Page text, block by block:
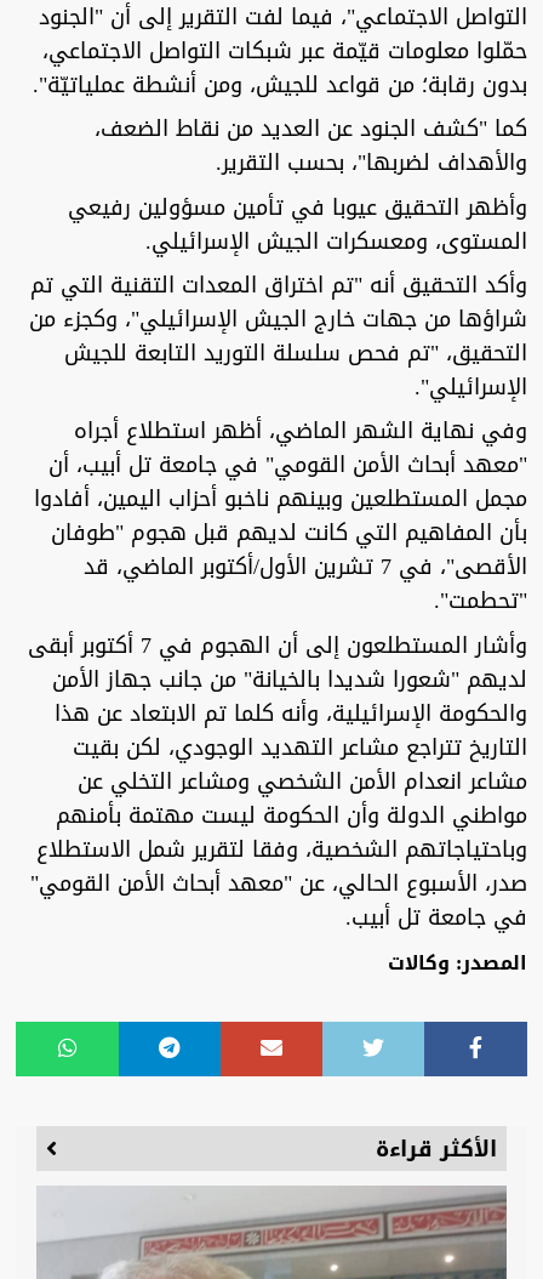
التواصل الاجتماعي"، فيما لفت التقرير إلى أن "الجنود
حمّلوا معلومات قيّمة عبر شبكات التواصل الاجتماعي،
بدون رقابة؛ من قواعد للجيش، ومن أنشطة عملياتيّة".
كما "كشف الجنود عن العديد من نقاط الضعف،
والأهداف لضربها"، بحسب التقرير.
وأظهر التحقيق عيوبا في تأمين مسؤولين رفيعي
المستوى، ومعسكرات الجيش الإسرائيلي.
وأكد التحقيق أنه "تم اختراق المعدات التقنية التي تم
شراؤها من جهات خارج الجيش الإسرائيلي"، وكجزء من
التحقيق، "تم فحص سلسلة التوريد التابعة للجيش
الإسرائيلي".
وفي نهاية الشهر الماضي، أظهر استطلاع أجراه
"معهد أبحاث الأمن القومي" في جامعة تل أبيب، أن
مجمل المستطلعين وبينهم ناخبو أحزاب اليمين، أفادوا
بأن المفاهيم التي كانت لديهم قبل هجوم "طوفان
الأقصى"، في 7 تشرين الأول/أكتوبر الماضي، قد
"تحطمت".
وأشار المستطلعون إلى أن الهجوم في 7 أكتوبر أبقى
لديهم "شعورا شديدا بالخيانة" من جانب جهاز الأمن
والحكومة الإسرائيلية، وأنه كلما تم الابتعاد عن هذا
التاريخ تتراجع مشاعر التهديد الوجودي، لكن بقيت
مشاعر انعدام الأمن الشخصي ومشاعر التخلي عن
مواطني الدولة وأن الحكومة ليست مهتمة بأمنهم
وباحتياجاتهم الشخصية، وفقا لتقرير شمل الاستطلاع
صدر، الأسبوع الحالي، عن "معهد أبحاث الأمن القومي"
في جامعة تل أبيب.
المصدر: وكالات
الأكثر قراءة